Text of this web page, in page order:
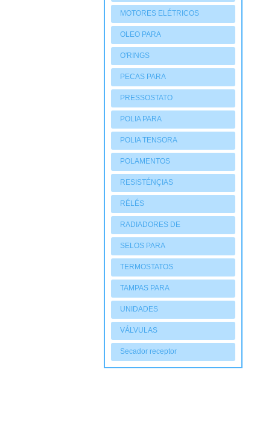
MOTORES ELÉTRICOS
OLEO PARA
COMPRESSORES
O'RINGS
PECAS PARA
COMPRESSORES
PRESSOSTATO
POLIA PARA
COMPRESSORES
POLIA TENSORA
POLAMENTOS
RESISTÉNÇIAS
RÉLÉS
RADIADORES DE
AQUECIMENTO
SELOS PARA
COMPRESSORES
TERMOSTATOS
TAMPAS PARA
COMPRESSORES
UNIDADES
CONDENSADORAS
VÁLVULAS
Secador receptor